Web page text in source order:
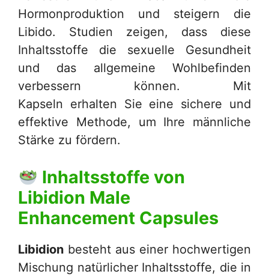
Hormonproduktion und steigern die
Libido. Studien zeigen, dass diese
Inhaltsstoffe die sexuelle Gesundheit
und das allgemeine Wohlbefinden
verbessern können. Mit
Kapseln erhalten Sie eine sichere und
effektive Methode, um Ihre männliche
Stärke zu fördern.
Inhaltsstoffe von
Libidion Male
Enhancement Capsules
Libidion besteht aus einer hochwertigen
Mischung natürlicher Inhaltsstoffe, die in